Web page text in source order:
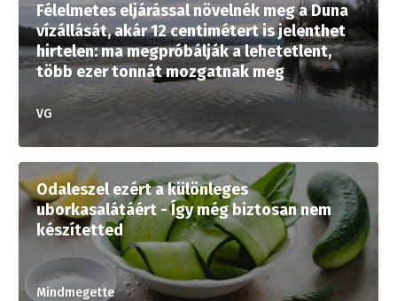
Félelmetes eljárással növelnék meg a Duna
vízállását, akár 12 centimétert is jelenthet
hirtelen: ma megpróbálják a lehetetlent,
több ezer tonnát mozgatnak meg
VG
Odaleszel ezért a különleges
uborkasalátáért - Így még biztosan nem
készítetted
Mindmegette